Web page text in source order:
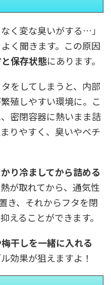
く変な臭いがする…」
く聞きます。この原因
保存状態にあります。
をしてしまうと、内部
殖しやすい環境に。こ
密閉容器に熱いまま詰
りやすく、臭いやベチ
り冷ましてから詰める
が取れてから、通気性
き、それからフタを閉
えることができます。
干しを一緒に入れる
効果が狙えますよ！